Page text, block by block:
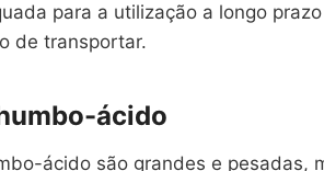
para a utilização a longo
de transportar.
ácido
ácido são grandes e pesadas,